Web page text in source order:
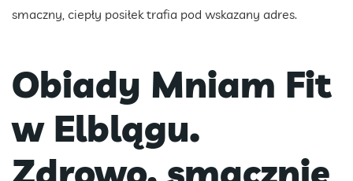
smaczny, ciepły posiłek trafia pod wskazany adres.
Obiady Mniam Fit
w Elblągu.